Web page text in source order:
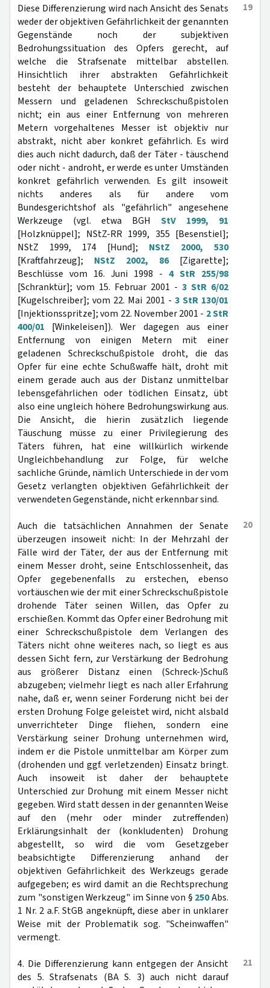
19
Diese Differenzierung wird nach Ansicht des Senats
weder der objektiven Gefährlichkeit der genannten
Gegenstände noch der subjektiven
Bedrohungssituation des Opfers gerecht, auf
welche die Strafsenate mittelbar abstellen.
Hinsichtlich ihrer abstrakten Gefährlichkeit
besteht der behauptete Unterschied zwischen
Messern und geladenen Schreckschußpistolen
nicht; ein aus einer Entfernung von mehreren
Metern vorgehaltenes Messer ist objektiv nur
abstrakt, nicht aber konkret gefährlich. Es wird
dies auch nicht dadurch, daß der Täter - täuschend
oder nicht - androht, er werde es unter Umständen
konkret gefährlich verwenden. Es gilt insoweit
nichts anderes als für andere vom
Bundesgerichtshof als "gefährlich" angesehene
Werkzeuge (vgl. etwa BGH StV 1999, 91
[Holzknüppel]; NStZ-RR 1999, 355 [Besenstiel];
NStZ 1999, 174 [Hund]; NStZ 2000, 530
[Kraftfahrzeug]; NStZ 2002, 86[Zigarette];
Beschlüsse vom 16. Juni 1998 - 4 StR 255/98
[Schranktür]; vom 15. Februar 2001 - 3 StR 6/02
[Kugelschreiber]; vom 22. Mai 2001 - 3 StR 130/01
[Injektionsspritze]; vom 22. November 2001 - 2 StR
400/01 [Winkeleisen]). Wer dagegen aus einer
Entfernung von einigen Metern mit einer
geladenen Schreckschußpistole droht, die das
Opfer für eine echte Schußwaffe hält, droht mit
einem gerade auch aus der Distanz unmittelbar
lebensgefährlichen oder tödlichen Einsatz, übt
also eine ungleich höhere Bedrohungswirkung aus.
Die Ansicht, die hierin zusätzlich liegende
Täuschung müsse zu einer Privilegierung des
Täters führen, hat eine willkürlich wirkende
Ungleichbehandlung zur Folge, für welche
sachliche Gründe, nämlich Unterschiede in der vom
Gesetz verlangten objektiven Gefährlichkeit der
verwendeten Gegenstände, nicht erkennbar sind.
20
Auch die tatsächlichen Annahmen der Senate
überzeugen insoweit nicht: In der Mehrzahl der
Fälle wird der Täter, der aus der Entfernung mit
einem Messer droht, seine Entschlossenheit, das
Opfer gegebenenfalls zu erstechen, ebenso
vortäuschen wie der mit einer Schreckschußpistole
drohende Täter seinen Willen, das Opfer zu
erschießen. Kommt das Opfer einer Bedrohung mit
einer Schreckschußpistole dem Verlangen des
Täters nicht ohne weiteres nach, so liegt es aus
dessen Sicht fern, zur Verstärkung der Bedrohung
aus größerer Distanz einen (Schreck-)Schuß
abzugeben; vielmehr liegt es nach aller Erfahrung
nahe, daß er, wenn seiner Forderung nicht bei der
ersten Drohung Folge geleistet wird, nicht alsbald
unverrichteter Dinge fliehen, sondern eine
Verstärkung seiner Drohung unternehmen wird,
indem er die Pistole unmittelbar am Körper zum
(drohenden und ggf. verletzenden) Einsatz bringt.
Auch insoweit ist daher der behauptete
Unterschied zur Drohung mit einem Messer nicht
gegeben. Wird statt dessen in der genannten Weise
auf den (mehr oder minder zutreffenden)
Erklärungsinhalt der (konkludenten) Drohung
abgestellt, so wird die vom Gesetzgeber
beabsichtigte Differenzierung anhand der
objektiven Gefährlichkeit des Werkzeugs gerade
aufgegeben; es wird damit an die Rechtsprechung
zum "sonstigen Werkzeug" im Sinne von § 250Abs.
1 Nr. 2 a.F. StGB angeknüpft, diese aber in unklarer
Weise mit der Problematik sog. "Scheinwaffen"
vermengt.
21
4. Die Differenzierung kann entgegen der Ansicht
des 5. Strafsenats (BA S. 3) auch nicht darauf